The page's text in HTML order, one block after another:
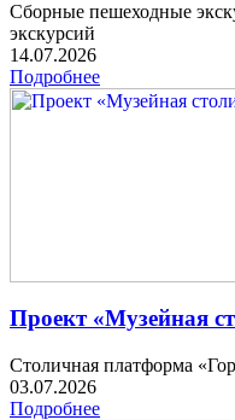
Сборные пешеходные
экскурсий
14.07.2026
Подробнее
Проект «Музейная
Столичная платформа
03.07.2026
Подробнее